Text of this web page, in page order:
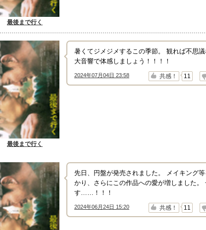
最後まで行く
最後まで行く
暑くてジメジメするこの季節。 観れば不思
大音響で体感しましょう！！！！
2024年07月04日 23:58
↑ 共感！ 11
↓
先日、円盤が発売されました。 メイキング
かり、さらにこの作品への愛が増しました
す……！！！
2024年06月24日 15:20
↑ 共感！ 11
↓